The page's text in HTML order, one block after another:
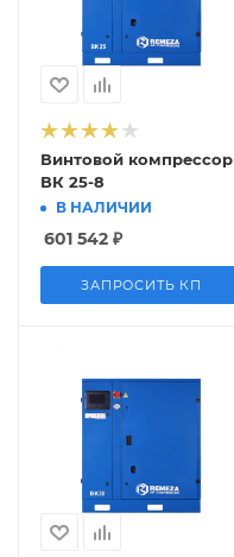
Винтовой компрессор
ВК 25-8
В НАЛИЧИИ
601 542 ₽
ЗАПРОСИТЬ КП